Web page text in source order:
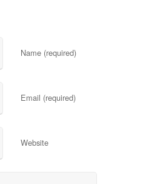
Name (required)
Email (required)
Website